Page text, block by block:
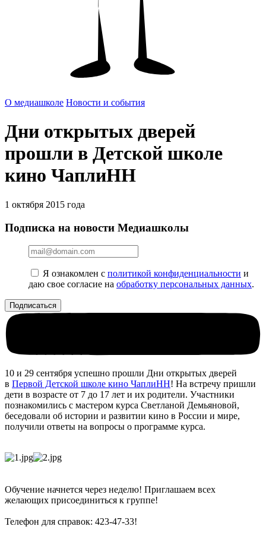
О медиашколе Новости и события
Дни открытых дверей
прошли в Детской школе
кино ЧаплиНН
1 октября 2015 года
Подписка на новости Медиашколы
Я ознакомлен с политикой конфиденциальности и
даю свое согласие на обработку персональных данных.
10 и 29 сентября успешно прошли Дни открытых дверей
в Первой Детской школе кино ЧаплиНН! На встречу пришли
дети в возрасте от 7 до 17 лет и их родители. Участники
познакомились с мастером курса Светланой Демьяновой,
беседовали об истории и развитии кино в России и мире,
получили ответы на вопросы о программе курса.
Обучение начнется через неделю! Приглашаем всех
желающих присоединиться к группе!
Телефон для справок: 423-47-33!